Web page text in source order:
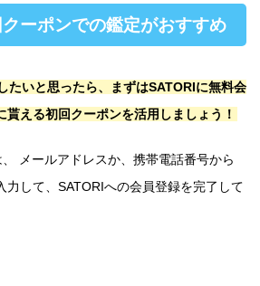
ーポンでの鑑定がおすすめ
たいと思ったら、まずはSATORIに無料会
貰える初回クーポンを活用しましょう！
メールアドレスか、携帯電話番号から
力して、SATORIへの会員登録を完了して